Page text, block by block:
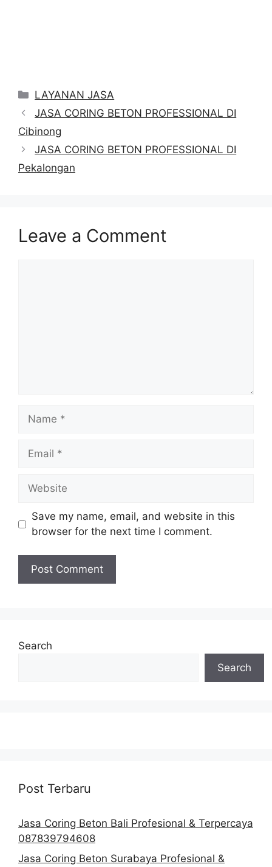
Categories
LAYANAN JASA
JASA CORING BETON PROFESSIONAL DI
Cibinong
JASA CORING BETON PROFESSIONAL DI
Pekalongan
Leave a Comment
Name
Email
Website
Save my name, email, and website in this
browser for the next time I comment.
Search
Search
Post Terbaru
Jasa Coring Beton Bali Profesional & Terpercaya
087839794608
Jasa Coring Beton Surabaya Profesional &